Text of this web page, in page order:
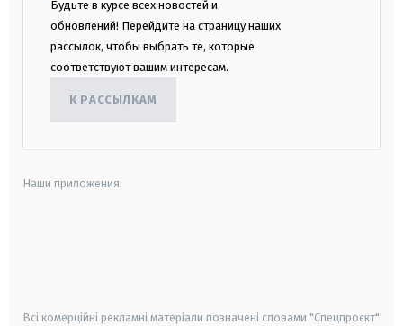
Будьте в курсе всех новостей и
обновлений! Перейдите на страницу наших
рассылок, чтобы выбрать те, которые
соответствуют вашим интересам.
К РАССЫЛКАМ
Наши приложения:
Всі комерційні рекламні матеріали позначені словами "Спецпроєкт"